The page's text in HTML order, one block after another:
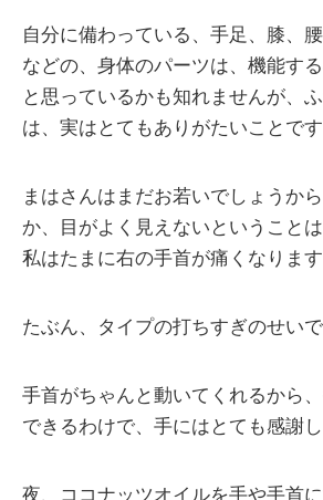
自分に備わっている、手足、膝、
などの、身体のパーツは、機能す
と思っているかも知れませんが、
は、実はとてもありがたいことです
まはさんはまだお若いでしょうか
か、目がよく見えないということ
私はたまに右の手首が痛くなります
たぶん、タイプの打ちすぎのせいで
手首がちゃんと動いてくれるから
できるわけで、手にはとても感謝し
夜、ココナッツオイルを手や手首に